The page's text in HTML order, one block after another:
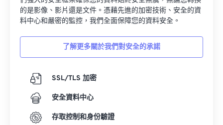
的是影像、影片還是文件。憑藉先進的加密技術、安全的資
料中心和嚴密的監控，我們全面保障您的資料安全。
了解更多關於我們對安全的承諾
SSL/TLS 加密
安全資料中心
存取控制和身份驗證